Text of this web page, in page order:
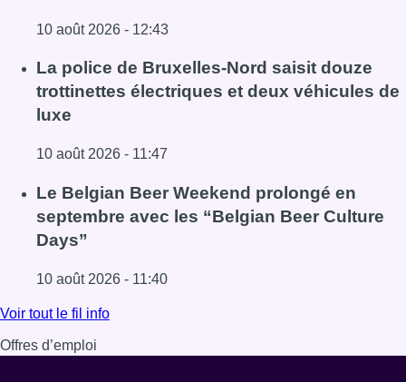
10 août 2026 - 12:43
Lire l'article Le Hub Humanitaire de Bruxelles ferme
La police de Bruxelles-Nord saisit douze
trottinettes électriques et deux véhicules de
luxe
10 août 2026 - 11:47
Lire l'article La police de Bruxelles-Nord saisit douze
Le Belgian Beer Weekend prolongé en
septembre avec les “Belgian Beer Culture
Days”
10 août 2026 - 11:40
Lire l'article Le Belgian Beer Weekend prolongé en
Voir tout le fil info
Offres d’emploi